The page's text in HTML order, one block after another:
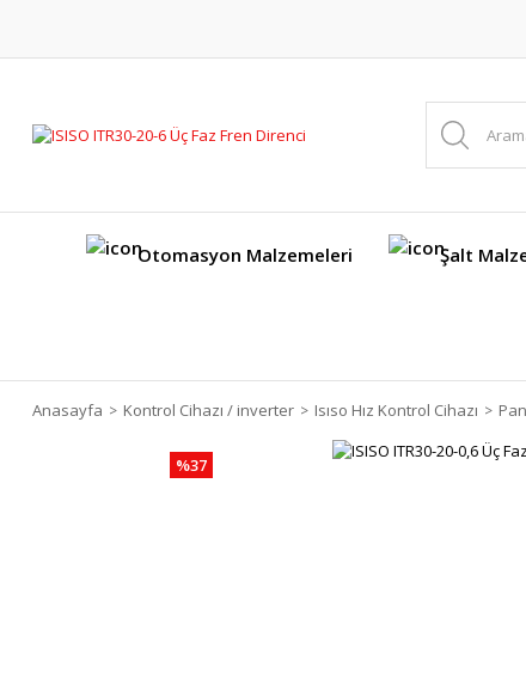
Otomasyon Malzemeleri Şalt
Anasayfa Kontrol Cihazı / inverter Isıso Hız Kontrol Cihazı
%37